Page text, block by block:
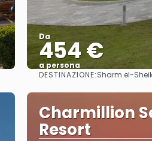
Da
454 €
a persona
Vedere
DESTINAZIONE:Sharm el-
Charmillion
Resort